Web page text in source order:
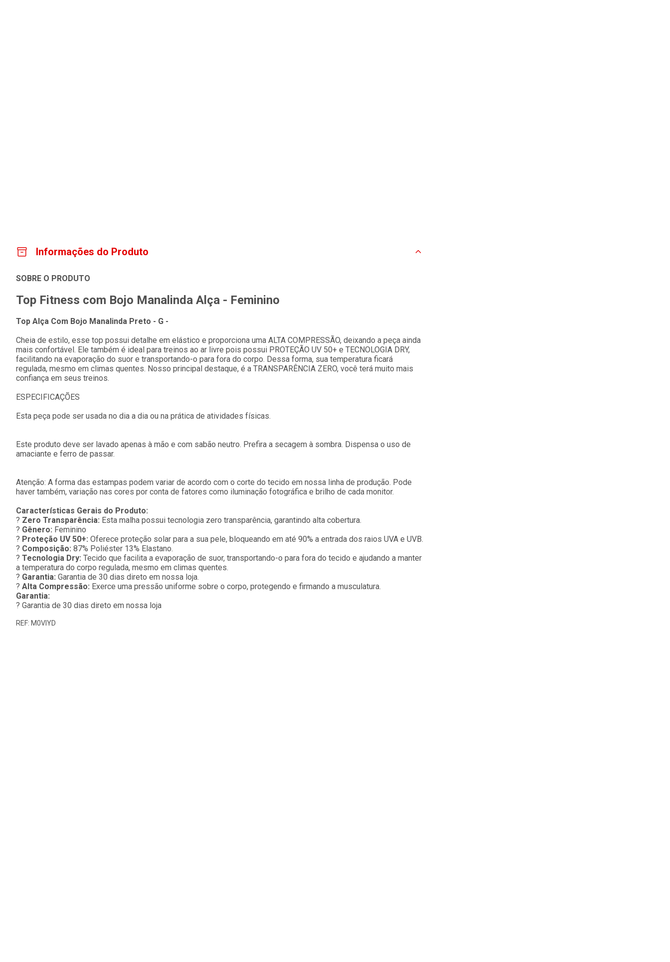
Informações do Produto
SOBRE O PRODUTO
Top Fitness com Bojo Manalinda Alça - Feminino
Top Alça Com Bojo Manalinda Preto - G -
Cheia de estilo, esse top possui detalhe em elástico e proporciona uma ALTA COMPRESSÃO, deixando a peça ainda
mais confortável. Ele também é ideal para treinos ao ar livre pois possui PROTEÇÃO UV 50+ e TECNOLOGIA DRY,
facilitando na evaporação do suor e transportando-o para fora do corpo. Dessa forma, sua temperatura ficará
regulada, mesmo em climas quentes. Nosso principal destaque, é a TRANSPARÊNCIA ZERO, você terá muito mais
confiança em seus treinos.
ESPECIFICAÇÕES
Esta peça pode ser usada no dia a dia ou na prática de atividades físicas.
Este produto deve ser lavado apenas à mão e com sabão neutro. Prefira a secagem à sombra. Dispensa o uso de
amaciante e ferro de passar.
Atenção: A forma das estampas podem variar de acordo com o corte do tecido em nossa linha de produção. Pode
haver também, variação nas cores por conta de fatores como iluminação fotográfica e brilho de cada monitor.
Características Gerais do Produto:
? Zero Transparência: Esta malha possui tecnologia zero transparência, garantindo alta cobertura.
? Gênero: Feminino
? Proteção UV 50+: Oferece proteção solar para a sua pele, bloqueando em até 90% a entrada dos raios UVA e UVB.
? Composição: 87% Poliéster 13% Elastano.
? Tecnologia Dry: Tecido que facilita a evaporação de suor, transportando-o para fora do tecido e ajudando a manter
a temperatura do corpo regulada, mesmo em climas quentes.
? Garantia: Garantia de 30 dias direto em nossa loja.
? Alta Compressão: Exerce uma pressão uniforme sobre o corpo, protegendo e firmando a musculatura.
Garantia:
? Garantia de 30 dias direto em nossa loja
REF: M0VIYD